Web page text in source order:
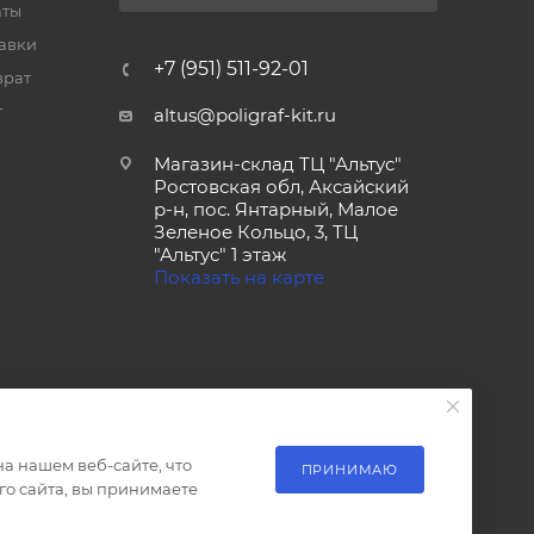
+7 (951) 511-92-01
altus@poligraf-kit.ru
Магазин-склад ТЦ "Альтус"
Ростовская обл, Аксайский
р-н, пос. Янтарный, Малое
Зеленое Кольцо, 3, ТЦ
"Альтус" 1 этаж
Показать на карте
нашем веб-сайте, что
сайта, вы принимаете
ПРИНИМАЮ